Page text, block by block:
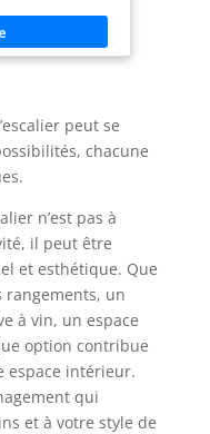
Nouvelle formule
DASH est une
plus de 50 ans
DASH 2en1
et fraîcheur
peut se
chacune
n’est pas à
il peut être
et esthétique. Que
rangements, un
à vin, un espace
option contribue
espace intérieur.
qui
et à votre style de